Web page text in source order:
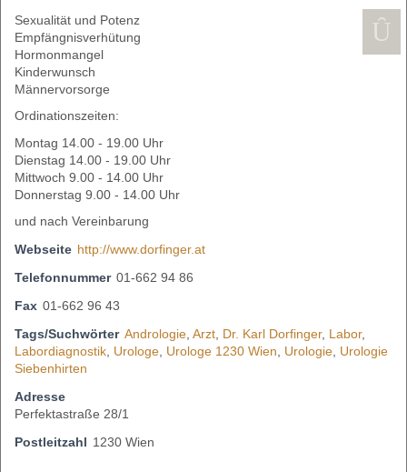
Sexualität und Potenz
Empfängnisverhütung
Hormonmangel
Kinderwunsch
Männervorsorge
Ordinationszeiten:
Montag 14.00 - 19.00 Uhr
Dienstag 14.00 - 19.00 Uhr
Mittwoch 9.00 - 14.00 Uhr
Donnerstag 9.00 - 14.00 Uhr
und nach Vereinbarung
Webseite http://www.dorfinger.at
Telefonnummer 01-662 94 86
Fax 01-662 96 43
Tags/Suchwörter Andrologie, Arzt, Dr. Karl Dorfinger, Labor,
Labordiagnostik, Urologe, Urologe 1230 Wien, Urologie, Urologie
Siebenhirten
Adresse
Perfektastraße 28/1
Postleitzahl 1230 Wien